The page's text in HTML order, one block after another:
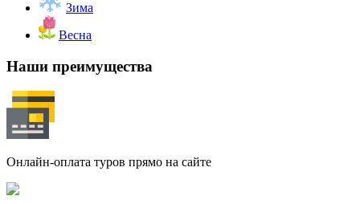
Зима
Весна
Наши преимущества
Онлайн-оплата туров прямо на сайте